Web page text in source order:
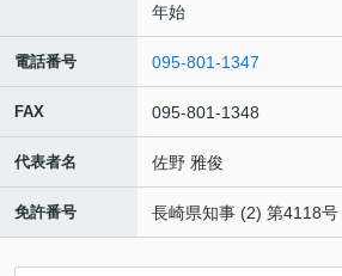
年始
電話番号 095-801-1347
FAX 095-801-1348
代表者名 佐野 雅俊
免許番号 長崎県知事 (2) 第4118号